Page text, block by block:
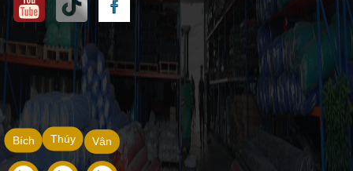
Vân
Thúy
Bích